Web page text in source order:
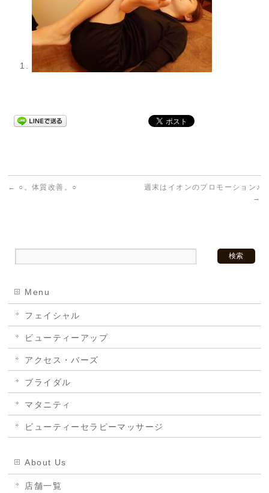
← ○。体質改善。○
週末はイオンのプロモーション♪
→
Menu
フェイシャル
ビューティーアップ
アクセス・バーズ
ブライダル
マタニティ
ビューティーセラピーマッサージ
About Us
店舗一覧